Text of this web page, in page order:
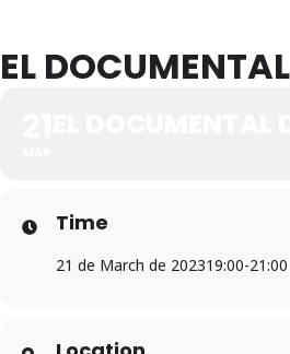
EL
Time
21 de March de 202319:00-21:00